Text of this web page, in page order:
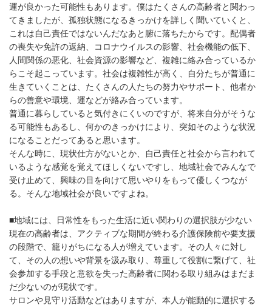
運が良かった可能性もあります。僕はたくさんの高齢者と関わっ
てきましたが、孤独状態になるきっかけを詳しく聞いていくと、
これは自己責任ではないんだなあと腑に落ちたからです。配偶者
の喪失や免許の返納、コロナウイルスの影響、社会機能の低下、
人間関係の悪化、社会資源の影響など、複雑に絡み合っているか
らこそ起こっています。社会は複雑性が高く、自分たちが普通に
生きていくことは、たくさんの人たちの努力やサポート、他者か
らの善意や環境、運などが絡み合っています。
普通に暮らしていると気付きにくいのですが、将来自分がそうな
る可能性もあるし、何かのきっかけにより、突如そのような状況
になることだってあると思います。
そんな時に、現状仕方がないとか、自己責任と社会から言われて
いるような感覚を覚えてほしくないですし、地域社会でみんなで
受け止めて、興味の目を向けて思いやりをもって優しくつなが
る。そんな地域社会が良いですよね。
■地域には、日常性をもった生活に近い関わりの選択肢が少ない
現在の高齢者は、アクティブな期間が終わる介護保険前や要支援
の段階で、籠りがちになる人が増えています。その人々に対し
て、その人の想いや背景を汲み取り、尊重して役割に繋げて、社
会参加する手段と意欲を失った高齢者に関わる取り組みはまだま
だ少ないのが現状です。
サロンや見守り活動などはありますが、本人が能動的に選択する